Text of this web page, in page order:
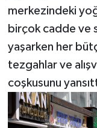
merkezindeki
birçok cadde ve
yaşarken her
tezgahlar ve
coşkusunu